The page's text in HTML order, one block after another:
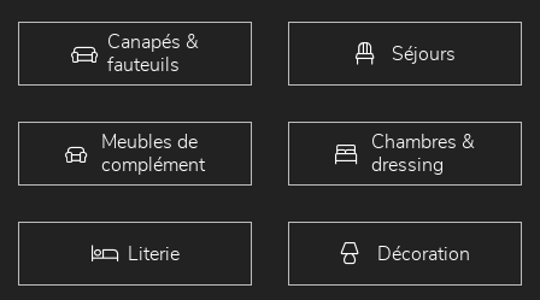
Canapés &
fauteuils
Séjours
Meubles de
complément
Chambres &
dressing
Literie Décoration